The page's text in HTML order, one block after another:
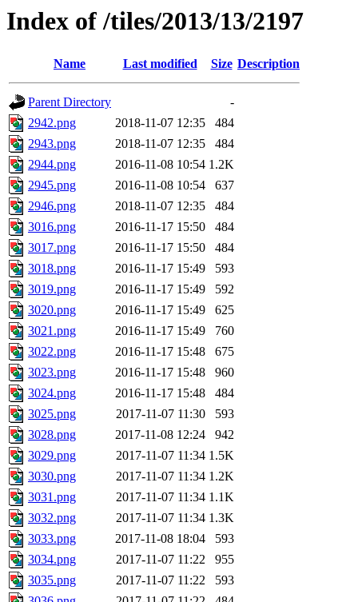
Index of /tiles/2013/13/2197
Name Last modified Size Description
Parent Directory
-
2942.png
2018-11-07 12:35
484
2943.png
2018-11-07 12:35
484
2944.png
2016-11-08 10:54 1.2K
2945.png
2016-11-08 10:54
637
2946.png
2018-11-07 12:35
484
3016.png
2016-11-17 15:50
484
3017.png
2016-11-17 15:50
484
3018.png
2016-11-17 15:49
593
3019.png
2016-11-17 15:49
592
3020.png
2016-11-17 15:49
625
3021.png
2016-11-17 15:49
760
3022.png
2016-11-17 15:48
675
3023.png
2016-11-17 15:48
960
3024.png
2016-11-17 15:48
484
3025.png
2017-11-07 11:30
593
3028.png
2017-11-08 12:24
942
3029.png
2017-11-07 11:34 1.5K
3030.png
2017-11-07 11:34 1.2K
3031.png
2017-11-07 11:34 1.1K
3032.png
2017-11-07 11:34 1.3K
3033.png
2017-11-08 18:04
593
3034.png
2017-11-07 11:22
955
3035.png
2017-11-07 11:22
593